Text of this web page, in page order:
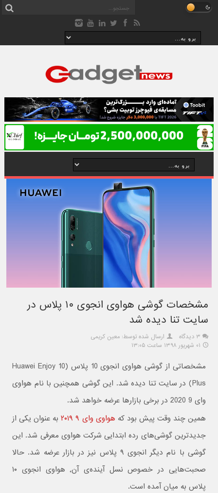
مشخصات گوشی هواوی انجوی ۱۰ پلاس در
سایت تنا دیده شد
۳ دیدگاه
ارسال شده توسط: معین کریمی
۰۱ شهریور ۱۳۹۸ ساعت ۱۳:۰۵
مشخصاتی از گوشی هواوی انجوی 10 پلاس (Huawei Enjoy 10
Plus) در سایت تنا دیده شد. این گوشی همچنین با نام هواوی
وای 9 2020 در برخی بازارها عرضه خواهد شد.
همین چند وقت پیش بود که هواوی وای ۹ ۲۰۱۹
به عنوان یکی از
جدیدترین گوشی‌های رده ابتدایی شرکت هواوی معرفی شد. این
گوشی با نام دیگر انجوی ۹ پلاس نیز در بازار عرضه شد. حالا
صحبت‌هایی در خصوص نسل آینده‌ی آن٬ هواوی انجوی ۱۰
پلاس به میان آمده است.